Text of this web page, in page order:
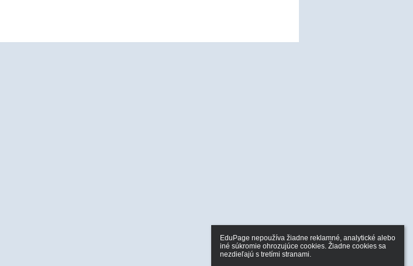
EduPage nepoužíva žiadne reklamné, analytické alebo
iné súkromie ohrozujúce cookies. Žiadne cookies sa
nezdieľajú s tretími stranami.